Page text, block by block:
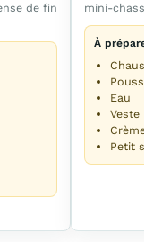
de fin
mini-chasse
À préparer
Eau
Veste
Crème
Petit